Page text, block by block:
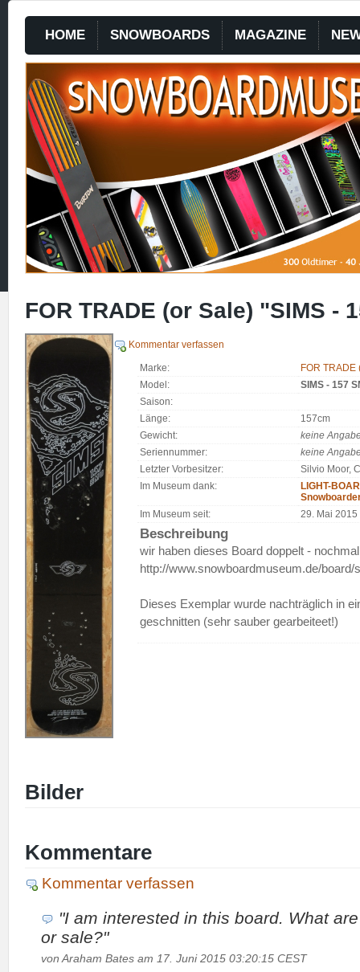
HOME SNOWBOARDS MAGAZINE
FOR TRADE (or Sale) "SIMS -
Kommentar verfassen
Marke:
FOR TRADE
Model:
SIMS - 157
Saison:
Länge:
157cm
Gewicht:
keine
Seriennummer:
keine
Letzter Vorbesitzer:
Silvio Moor,
Im Museum dank:
LIGHT-
Im Museum seit:
29. Mai 2015
Beschreibung
wir haben dieses Board doppelt -
http://www.snowboardmuseum.de/board/
Dieses Exemplar wurde nachträglich in
geschnitten (sehr sauber gearbeiteet!)
Bilder
Kommentare
Kommentar verfassen
"I am interested in this board. What
or sale?"
von Araham Bates am 17. Juni 2015 03:20:15 CEST